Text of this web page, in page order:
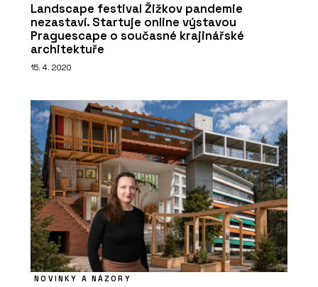
Landscape festival Žižkov pandemie
nezastaví. Startuje online výstavou
Praguescape o současné krajinářské
architektuře
15. 4. 2020
NOVINKY A NÁZORY